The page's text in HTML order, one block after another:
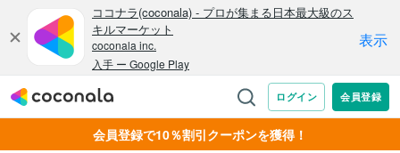
会員登録で10％割引クーポンを獲得！